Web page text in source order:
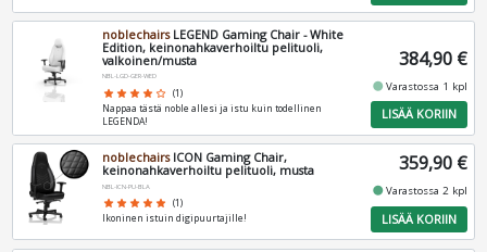
noblechairsLEGEND Gaming Chair - White
Edition, keinonahkaverhoiltu pelituoli,
valkoinen/musta
NBL-LGD-GER-WED
star star star star star_border (1)
Nappaa tästä noble allesi ja istu kuin todellinen
LEGENDA!
384,90 €
fiber_manual_recordVarastossa 1 kpl
LISÄÄ KORIIN
noblechairsICON Gaming Chair,
keinonahkaverhoiltu pelituoli, musta
NBL-ICN-PU-BLA
star star star star star (1)
Ikoninen istuin digipuurtajille!
359,90 €
fiber_manual_recordVarastossa 2 kpl
LISÄÄ KORIIN